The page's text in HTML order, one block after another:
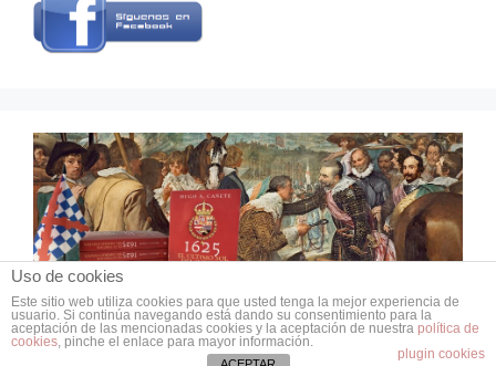
© 2026 Grupo de Estudios de Historia Militar
• Creado conGeneratePress
Uso de cookies
Este sitio web utiliza cookies para que usted tenga la mejor experiencia de
usuario. Si continúa navegando está dando su consentimiento para la
aceptación de las mencionadas cookies y la aceptación de nuestra política de
cookies, pinche el enlace para mayor información.
plugin cookies